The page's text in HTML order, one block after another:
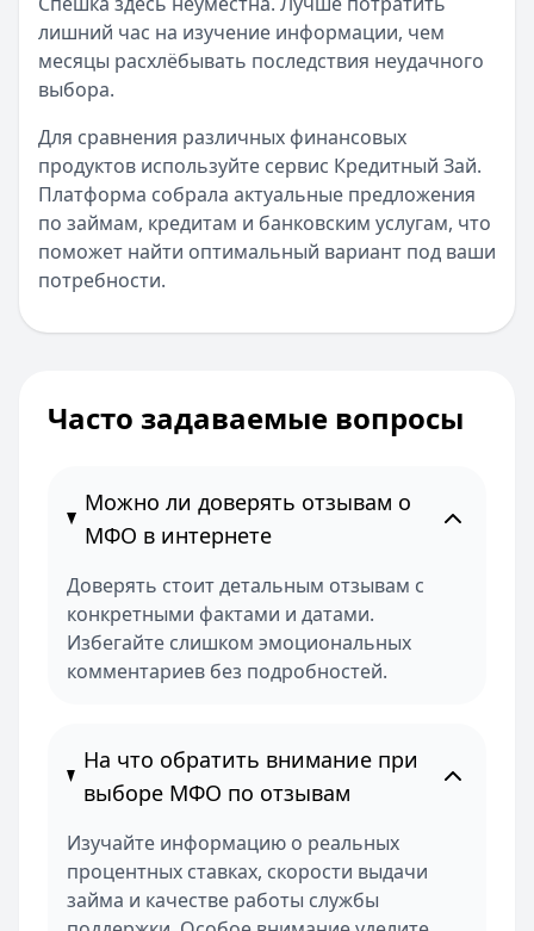
лишний час на изучение информации, чем
месяцы расхлёбывать последствия неудачного
выбора.
Для сравнения различных финансовых
продуктов используйте сервис Кредитный Зай.
Платформа собрала актуальные предложения
по займам, кредитам и банковским услугам, что
поможет найти оптимальный вариант под ваши
потребности.
Часто задаваемые вопросы
Можно ли доверять отзывам о
МФО в интернете
Доверять стоит детальным отзывам с
конкретными фактами и датами.
Избегайте слишком эмоциональных
комментариев без подробностей.
На что обратить внимание при
выборе МФО по отзывам
Изучайте информацию о реальных
процентных ставках, скорости выдачи
займа и качестве работы службы